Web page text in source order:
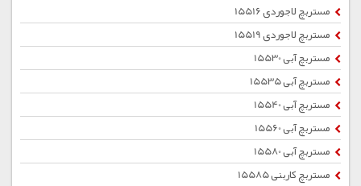
مستربچ لاجوردی 15516
مستربچ لاجوردی 15519
مستربچ آبی 15530
مستربچ آبی 15535
مستربچ آبی 15540
مستربچ آبی 15560
مستربچ آبی 15580
مستربچ کاربنی 15585